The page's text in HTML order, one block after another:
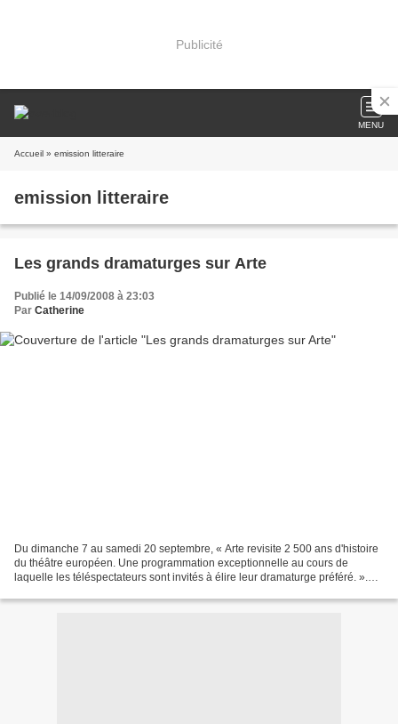
Publicité
MENU
Accueil » emission litteraire
emission litteraire
Les grands dramaturges sur Arte
Publié le 14/09/2008 à 23:03
Par Catherine
Du dimanche 7 au samedi 20 septembre, « Arte revisite 2 500 ans d'histoire
du théâtre européen. Une programmation exceptionnelle au cours de
laquelle les téléspectateurs sont invités à élire leur dramaturge préféré. ».